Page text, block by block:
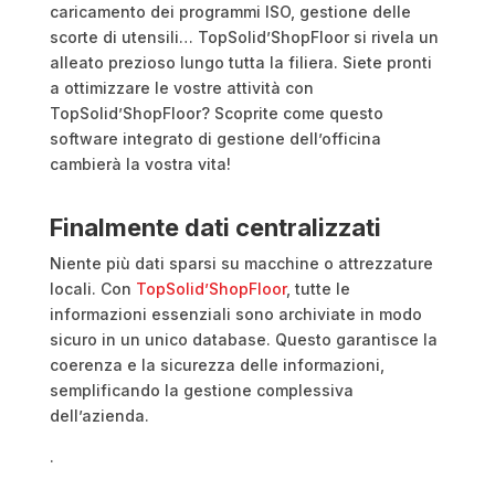
caricamento dei programmi ISO, gestione delle
scorte di utensili… TopSolid’ShopFloor si rivela un
alleato prezioso lungo tutta la filiera. Siete pronti
a ottimizzare le vostre attività con
TopSolid’ShopFloor? Scoprite come questo
software integrato di gestione dell’officina
cambierà la vostra vita!
Finalmente dati centralizzati
Niente più dati sparsi su macchine o attrezzature
locali. Con TopSolid’ShopFloor, tutte le
informazioni essenziali sono archiviate in modo
sicuro in un unico database. Questo garantisce la
coerenza e la sicurezza delle informazioni,
semplificando la gestione complessiva
dell’azienda.
.